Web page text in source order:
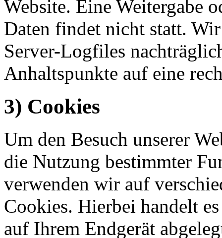
Website. Eine Weitergabe
Daten findet nicht statt.
Server-Logfiles
Anhaltspunkte auf eine
3) Cookies
Um den Besuch unserer
die Nutzung bestimmter
verwenden wir auf
Cookies. Hierbei handelt
auf Ihrem Endgerät